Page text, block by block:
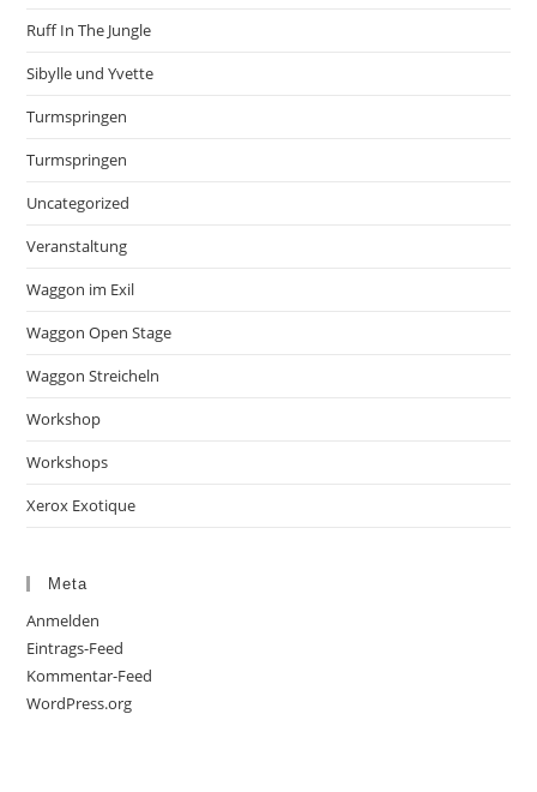
Ruff In The Jungle
Sibylle und Yvette
Turmspringen
Turmspringen
Uncategorized
Veranstaltung
Waggon im Exil
Waggon Open Stage
Waggon Streicheln
Workshop
Workshops
Xerox Exotique
Meta
Anmelden
Eintrags-Feed
Kommentar-Feed
WordPress.org